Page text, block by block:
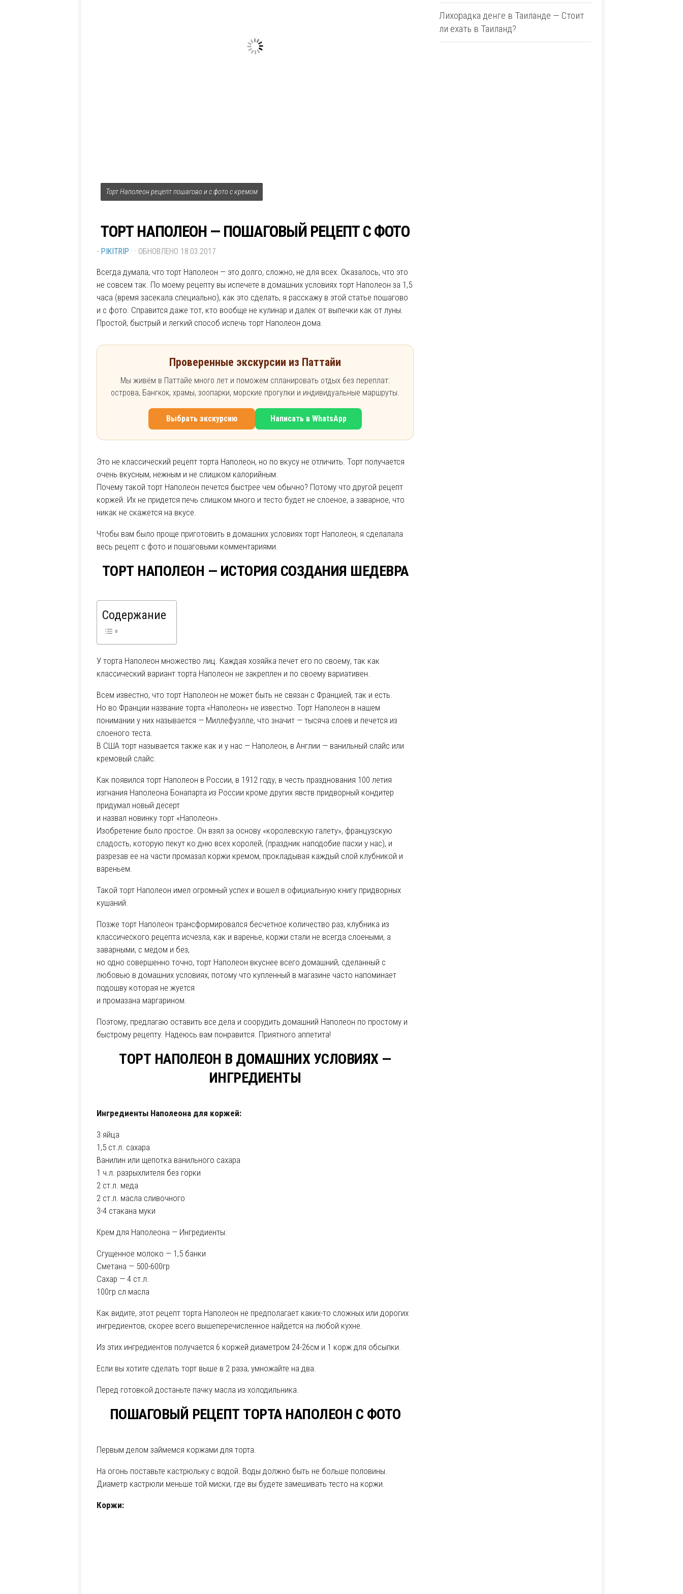
Торт Наполеон рецепт пошагово и с фото с кремом
ТОРТ НАПОЛЕОН — ПОШАГОВЫЙ РЕЦЕПТ С ФОТО
- PIKITRIP · · ОБНОВЛЕНО 18.03.2017
Всегда думала, что торт Наполеон — это долго, сложно, не для всех. Оказалось, что это
не совсем так. По моему рецепту вы испечете в домашних условиях торт Наполеон за 1,5
часа (время засекала специально), как это сделать, я расскажу в этой статье пошагово
и с фото. Справится даже тот, кто вообще не кулинар и далек от выпечки как от луны.
Простой, быстрый и легкий способ испечь торт Наполеон дома.
Проверенные экскурсии из Паттайи
Мы живём в Паттайе много лет и поможем спланировать отдых без переплат:
острова, Бангкок, храмы, зоопарки, морские прогулки и индивидуальные маршруты.
Выбрать экскурсию Написать в WhatsApp
Это не классический рецепт торта Наполеон, но по вкусу не отличить. Торт получается
очень вкусным, нежным и не слишком калорийным.
Почему такой торт Наполеон печется быстрее чем обычно? Потому что другой рецепт
коржей. Их не придется печь слишком много и тесто будет не слоеное, а заварное, что
никак не скажется на вкусе.
Чтобы вам было проще приготовить в домашних условиях торт Наполеон, я сделалала
весь рецепт с фото и пошаговыми комментариями.
ТОРТ НАПОЛЕОН — ИСТОРИЯ СОЗДАНИЯ ШЕДЕВРА
Содержание
У торта Наполеон множество лиц. Каждая хозяйка печет его по своему, так как
классический вариант торта Наполеон не закреплен и по своему вариативен.
Всем известно, что торт Наполеон не может быть не связан с Францией, так и есть.
Но во Франции название торта «Наполеон» не известно. Торт Наполеон в нашем
понимании у них называется — Миллефуэлле, что значит — тысяча слоев и печется из
слоеного теста.
В США торт называется также как и у нас — Наполеон, в Англии — ванильный слайс или
кремовый слайс.
Как появился торт Наполеон в России, в 1912 году, в честь празднования 100 летия
изгнания Наполеона Бонапарта из России кроме других явств придворный кондитер
придумал новый десерт
и назвал новинку торт «Наполеон».
Изобретение было простое. Он взял за основу «королевскую галету», французскую
сладость, которую пекут ко дню всех королей, (праздник наподобие пасхи у нас), и
разрезав ее на части промазал коржи кремом, прокладывая каждый слой клубникой и
вареньем.
Такой торт Наполеон имел огромный успех и вошел в официальную книгу придворных
кушаний.
Позже торт Наполеон трансформировался бесчетное количество раз, клубника из
классического рецепта исчезла, как и варенье, коржи стали не всегда слоеными, а
заварными, с медом и без,
но одно совершенно точно, торт Наполеон вкуснее всего домашний, сделанный с
любовью в домашних условиях, потому что купленный в магазине часто напоминает
подошву которая не жуется
и промазана маргарином.
Поэтому, предлагаю оставить все дела и соорудить домашний Наполеон по простому и
быстрому рецепту. Надеюсь вам понравится. Приятного аппетита!
ТОРТ НАПОЛЕОН В ДОМАШНИХ УСЛОВИЯХ —
ИНГРЕДИЕНТЫ
Ингредиенты Наполеона для коржей:
3 яйца
1,5 ст.л. сахара
Ванилин или щепотка ванильного сахара
1 ч.л. разрыхлителя без горки
2 ст.л. меда
2 ст.л. масла сливочного
3-4 стакана муки
Крем для Наполеона — Ингредиенты:
Сгущенное молоко — 1,5 банки
Сметана — 500-600гр
Сахар — 4 ст.л.
100гр сл масла
Как видите, этот рецепт торта Наполеон не предполагает каких-то сложных или дорогих
ингредиентов, скорее всего вышеперечисленное найдется на любой кухне.
Из этих ингредиентов получается 6 коржей диаметром 24-26см и 1 корж для обсыпки.
Если вы хотите сделать торт выше в 2 раза, умножайте на два.
Перед готовкой достаньте пачку масла из холодильника.
ПОШАГОВЫЙ РЕЦЕПТ ТОРТА НАПОЛЕОН С ФОТО
Первым делом займемся коржами для торта.
На огонь поставьте кастрюльку с водой. Воды должно быть не больше половины.
Диаметр кастрюли меньше той миски, где вы будете замешивать тесто на коржи.
Коржи:
Лихорадка денге в Таиланде — Стоит
ли ехать в Таиланд?